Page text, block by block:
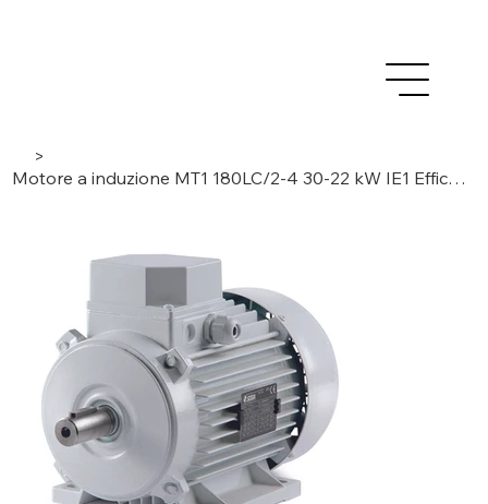
>
Motore a induzione MT1 180LC/2-4 30-22 kW IE1 Efficienza standard, trifase/2-4 poli